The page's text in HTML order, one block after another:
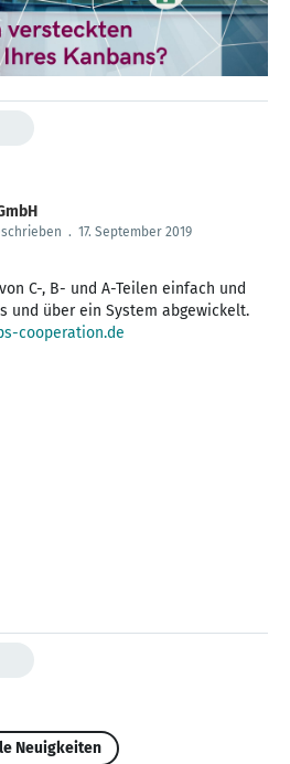
. 17. September 2019
C-, B- und A-Teilen einfach und
und über ein System abgewickelt.
cooperation.de
Neuigkeiten